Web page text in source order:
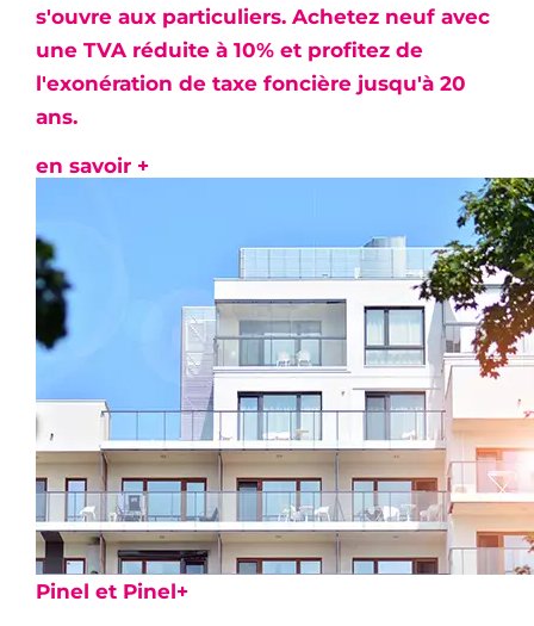
s'ouvre aux particuliers. Achetez neuf avec
une TVA réduite à 10% et profitez de
l'exonération de taxe foncière jusqu'à 20
ans.
en savoir +
Pinel et Pinel+